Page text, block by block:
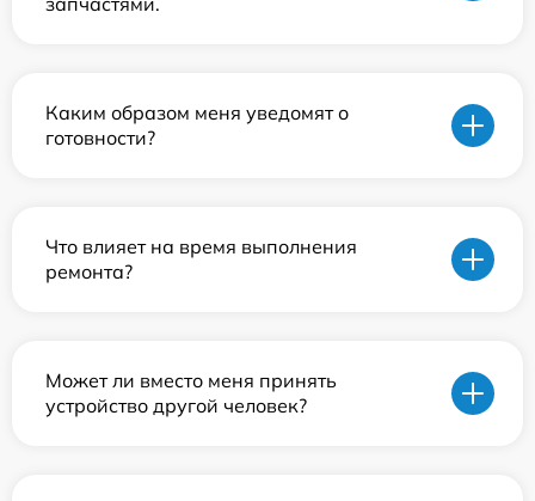
Каким образом меня уведомят о
готовности?
Что влияет на время выполнения
ремонта?
Может ли вместо меня принять
устройство другой человек?